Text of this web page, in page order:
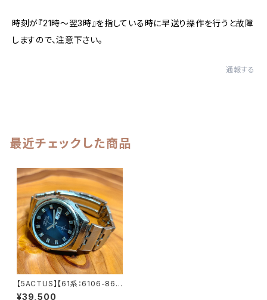
時刻が『21時～翌3時』を指している時に早送り操作を行うと故障
しますので、注意下さい。
通報する
最近チェックした商品
【5ACTUS】【61系：6106-868
0】SEIKO/セイコー 5アクタス 2
¥39,500